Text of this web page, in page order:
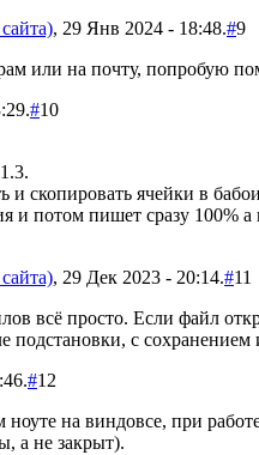
, 29 Янв 2024 - 18:48.#9
или на почту, попробую
#10
и скопировать ячейки в
и потом пишет сразу 100% а
, 29 Дек 2023 - 20:14.#11
всё просто. Если файл
подстановки, с
#12
на виндовсе, при
а не закрыт).